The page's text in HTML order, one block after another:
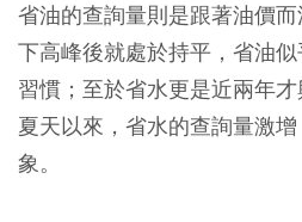
省油的查詢量則是跟著油價
下高峰後就處於持平，省油
習慣；至於省水更是近兩年
夏天以來，省水的查詢量激
象。